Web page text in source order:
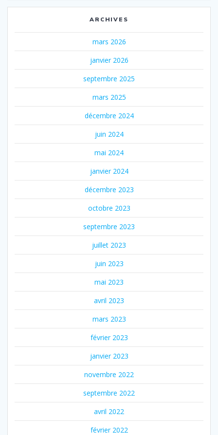
ARCHIVES
mars 2026
janvier 2026
septembre 2025
mars 2025
décembre 2024
juin 2024
mai 2024
janvier 2024
décembre 2023
octobre 2023
septembre 2023
juillet 2023
juin 2023
mai 2023
avril 2023
mars 2023
février 2023
janvier 2023
novembre 2022
septembre 2022
avril 2022
février 2022